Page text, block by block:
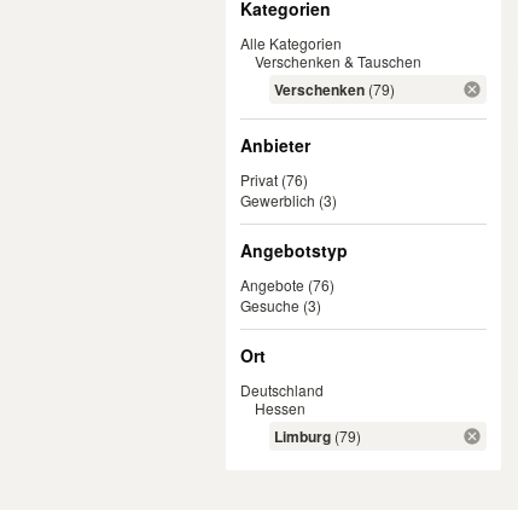
Kategorien
Alle Kategorien
Verschenken & Tauschen
Verschenken (79)
Anbieter
Privat (76)
Gewerblich (3)
Angebotstyp
Angebote (76)
Gesuche (3)
Ort
Deutschland
Hessen
Limburg (79)